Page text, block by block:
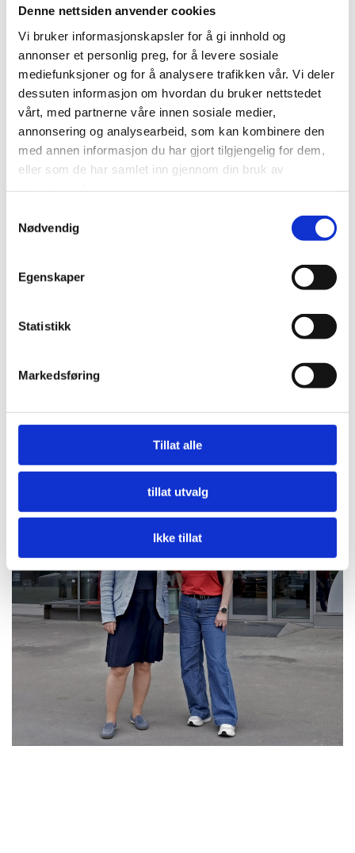
Denne nettsiden anvender cookies
Vi bruker informasjonskapsler for å gi innhold og
annonser et personlig preg, for å levere sosiale
mediefunksjoner og for å analysere trafikken vår. Vi deler
dessuten informasjon om hvordan du bruker nettstedet
vårt, med partnerne våre innen sosiale medier,
annonsering og analysearbeid, som kan kombinere den
med annen informasjon du har gjort tilgjengelig for dem,
eller som de har samlet inn gjennom din bruk av
Nødvendig
Egenskaper
Statistikk
Markedsføring
Tillat alle
tillat utvalg
Ikke tillat
Nå må offentlige innkjøpere etterspørre miljø
LES MER